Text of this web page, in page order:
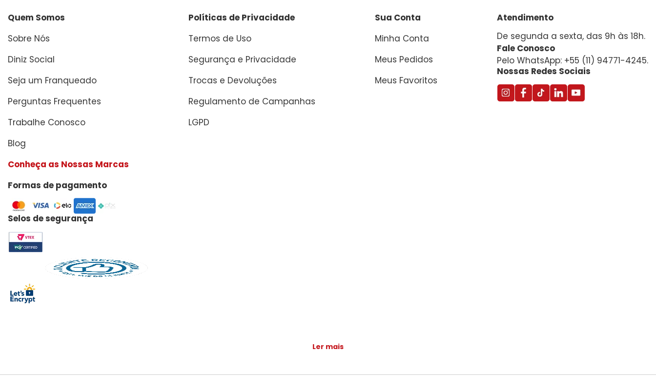
Quem Somos
Sobre Nós
Diniz Social
Seja um Franqueado
Perguntas Frequentes
Trabalhe Conosco
Blog
Conheça as Nossas Marcas
Políticas de Privacidade
Termos de Uso
Segurança e Privacidade
Trocas e Devoluções
Regulamento de Campanhas
LGPD
Sua Conta
Minha Conta
Meus Pedidos
Meus Favoritos
Atendimento
De segunda a sexta, das 9h às 18h.
Fale Conosco
Pelo WhatsApp: +55 (11) 94771-4245.
Nossas Redes Sociais
Formas de pagamento
Selos de segurança
Ler mais